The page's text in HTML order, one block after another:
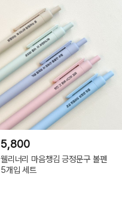
5,800
웰리너리 마음챙김 긍정문구 볼펜
5개입 세트